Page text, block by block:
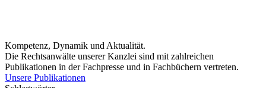
Kompetenz, Dynamik und Aktualität.
Die Rechtsanwälte unserer Kanzlei sind mit zahlreichen
Publikationen in der Fachpresse und in Fachbüchern vertreten.
Unsere Publikationen